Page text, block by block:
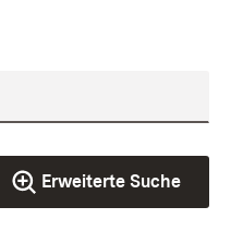
Erweiterte Suche